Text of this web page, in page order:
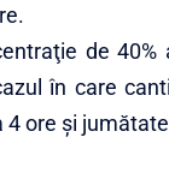
de 40%
în care
4 ore şi